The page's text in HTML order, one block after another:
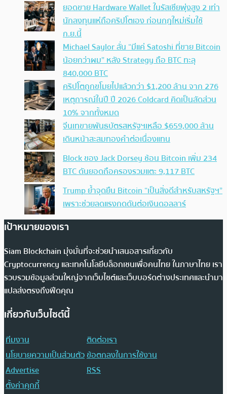
ยอดขาย Hardware Wallet ในรัสเซียพุ่งสูง 2 เท่า
นักลงทุนแห่ถือคริปโตเอง ก่อนกฎใหม่เริ่มใช้
ก.ย.นี้
Michael Saylor ลั่น “มีแค่ Satoshi ที่ขาย Bitcoin
น้อยกว่าผม” หลัง Strategy ถือ BTC ทะลุ
840,000 BTC
คริปโตถูกขโมยไปแล้วกว่า $1,200 ล้าน จาก 276
เหตุการณ์ในปี ปี 2026 Coldcard คิดเป็นสัดส่วน
10% จากทั้งหมด
จีนเทขายพันธบัตรสหรัฐฯเหลือ $659,000 ล้าน
เดินหน้าสะสมทองคำต่อเนื่องแทน
Block ของ Jack Dorsey ช้อน Bitcoin เพิ่ม 234
BTC ดันยอดถือครองรวมแตะ 9,117 BTC
Trump ย้ำจุดยืน Bitcoin “เป็นสิ่งดีสำหรับสหรัฐฯ”
เพราะช่วยลดแรงกดดันต่อเงินดอลลาร์
เป้าหมายของเรา
Siam Blockchain มุ่งมั่นที่จะช่วยนำเสนอสารเกี่ยวกับ
Cryptocurrency และเทคโนโลยีบล็อกเชนเพื่อคนไทย ในภาษาไทย เรา
รวบรวมข้อมูลส่วนใหญ่จากเว็บไซต์และเว็บบอร์ดต่างประเทศและนำมา
แปลส่งตรงถึงฟีดคุณ
เกี่ยวกับเว็บไซต์นี้
ทีมงาน
ติดต่อเรา
นโยบายความเป็นส่วนตัวข้อตกลงในการใช้งาน
Advertise
RSS
ตั้งค่าคุกกี้